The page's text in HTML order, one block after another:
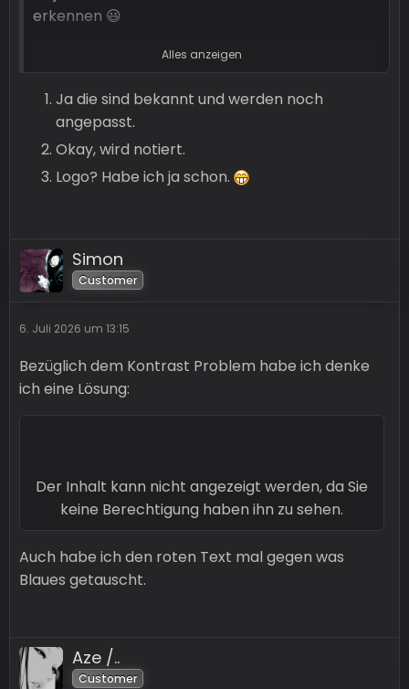
erkennen 😃
Also an und für sich geht der Stil so weit klar,
kann man so machen. Aus dem Bauch heraus
gefallen mir zwei Kleinigkeiten nicht:
1. Die roten Texte
Der Inhalt kann nicht angezeigt werden, da
Sie keine Berechtigung haben ihn zu sehen.
Rot auf Blau ist immer schwierig. Ich würde hier
was anders nehmen, Gelb oder Grün usw.
Und hier finde ich den Kontrast auch ein wenig
schwierig:
Sie keine Berechtigung haben ihn zu sehen.
Alles anzeigen
Ja die sind bekannt und werden noch
angepasst.
Okay, wird notiert.
Logo? Habe ich ja schon.
Simon
Customer
6. Juli 2026 um 13:15
Bezüglich dem Kontrast Problem habe ich denke
ich eine Lösung:
Der Inhalt kann nicht angezeigt werden, da Sie
keine Berechtigung haben ihn zu sehen.
Auch habe ich den roten Text mal gegen was
Blaues getauscht.
Aze /..
Customer